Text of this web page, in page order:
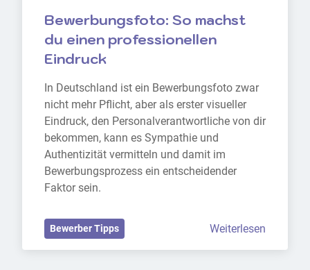
Bewerbungsfoto: So machst
du einen professionellen
Eindruck
In Deutschland ist ein Bewerbungsfoto zwar
nicht mehr Pflicht, aber als erster visueller
Eindruck, den Personalverantwortliche von dir
bekommen, kann es Sympathie und
Authentizität vermitteln und damit im
Bewerbungsprozess ein entscheidender
Faktor sein.
Bewerber Tipps Weiterlesen